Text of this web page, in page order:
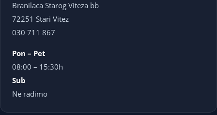
Branilaca Starog Viteza bb
72251 Stari Vitez
030 711 867
Pon – Pet
08:00 – 15:30h
Sub
Ne radimo